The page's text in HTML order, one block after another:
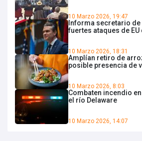
10 Marzo 2026, 19:47
Informa secretario
fuertes ataques de EU
10 Marzo 2026, 18:31
Amplían retiro de
posible presencia de
10 Marzo 2026, 8:03
Combaten incendio
el río Delaware
10 Marzo 2026, 14:07